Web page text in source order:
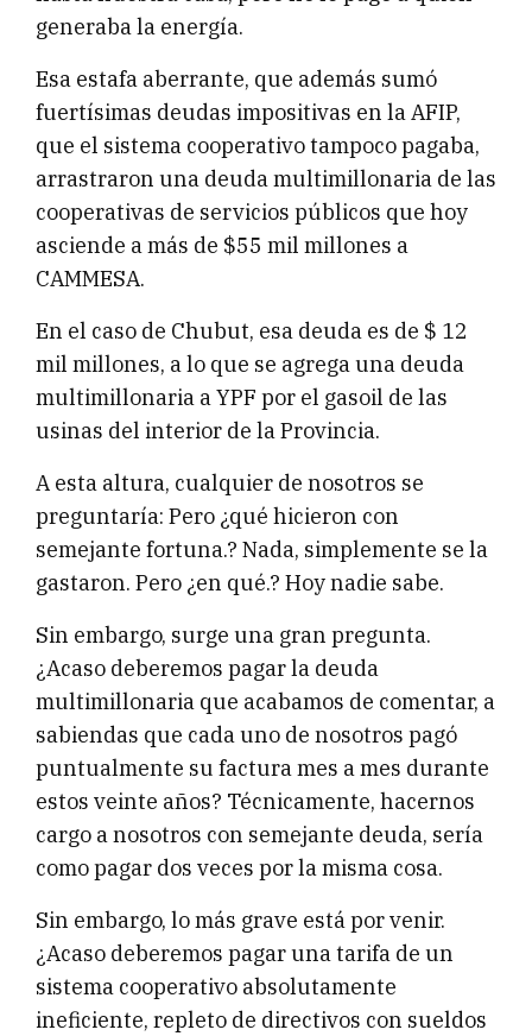
generaba la energía.
Esa estafa aberrante, que además sumó
fuertísimas deudas impositivas en la AFIP,
que el sistema cooperativo tampoco pagaba,
arrastraron una deuda multimillonaria de las
cooperativas de servicios públicos que hoy
asciende a más de $55 mil millones a
CAMMESA.
En el caso de Chubut, esa deuda es de $ 12
mil millones, a lo que se agrega una deuda
multimillonaria a YPF por el gasoil de las
usinas del interior de la Provincia.
A esta altura, cualquier de nosotros se
preguntaría: Pero ¿qué hicieron con
semejante fortuna.? Nada, simplemente se la
gastaron. Pero ¿en qué.? Hoy nadie sabe.
Sin embargo, surge una gran pregunta.
¿Acaso deberemos pagar la deuda
multimillonaria que acabamos de comentar, a
sabiendas que cada uno de nosotros pagó
puntualmente su factura mes a mes durante
estos veinte años? Técnicamente, hacernos
cargo a nosotros con semejante deuda, sería
como pagar dos veces por la misma cosa.
Sin embargo, lo más grave está por venir.
¿Acaso deberemos pagar una tarifa de un
sistema cooperativo absolutamente
ineficiente, repleto de directivos con sueldos